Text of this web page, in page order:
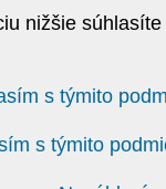
nižšie
s týmito
s týmito